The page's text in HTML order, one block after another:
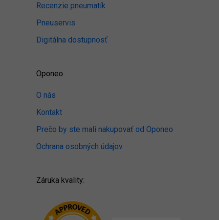
Recenzie pneumatík
Pneuservis
Digitálna dostupnosť
Oponeo
O nás
Kontakt
Prečo by ste mali nakupovať od Oponeo
Ochrana osobných údajov
Záruka kvality: